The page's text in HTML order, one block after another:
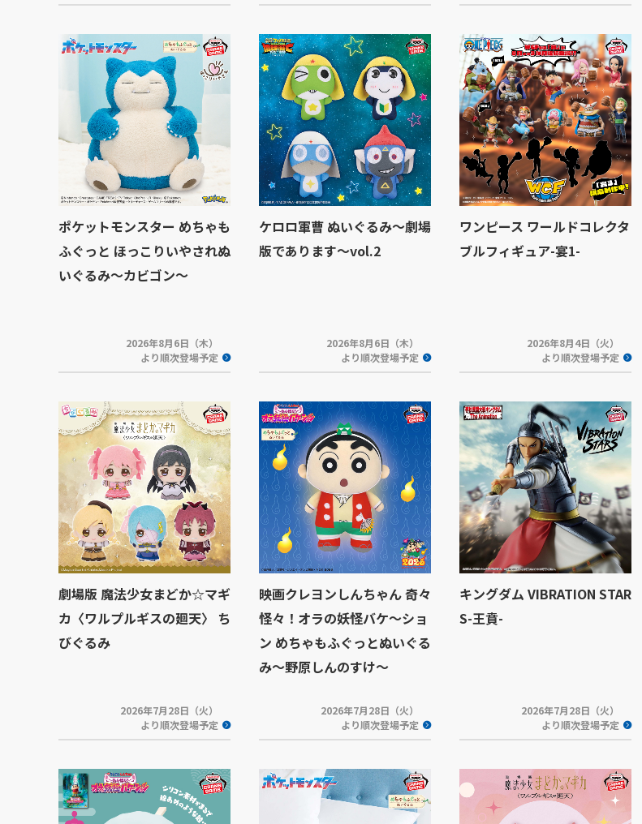
ポケットモンスター めちゃも
ふぐっと ほっこりいやされぬ
いぐるみ～カビゴン～
2026年8月6日（木）
より順次登場予定
ケロロ軍曹 ぬいぐるみ～劇場
版であります～vol.2
2026年8月6日（木）
より順次登場予定
ワンピース ワールドコレクタ
ブルフィギュア-宴1-
2026年8月4日（火）
より順次登場予定
劇場版 魔法少女まどか☆マギ
カ〈ワルプルギスの廻天〉 ち
びぐるみ
2026年7月28日（火）
より順次登場予定
映画クレヨンしんちゃん 奇々
怪々！オラの妖怪バケ～ショ
ン めちゃもふぐっとぬいぐる
み～野原しんのすけ～
2026年7月28日（火）
より順次登場予定
キングダム VIBRATION STAR
S-王賁-
2026年7月28日（火）
より順次登場予定